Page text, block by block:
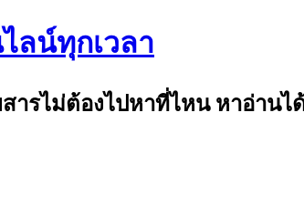
ลน์ทุกเวลา
รไม่ต้องไปหาที่ไหน หาอ่านไ